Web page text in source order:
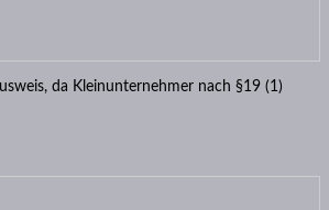
da Kleinunternehmer nach §19 (1)